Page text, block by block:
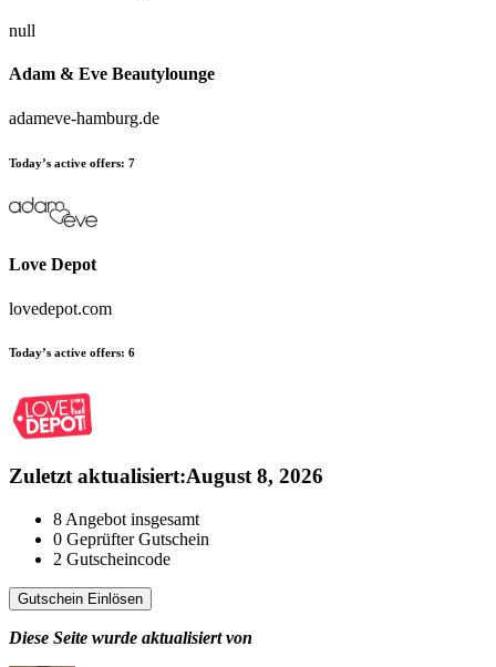
null
Adam & Eve Beautylounge
adameve-hamburg.de
Today’s active offers: 7
Love Depot
lovedepot.com
Today’s active offers: 6
Zuletzt aktualisiert:August 8, 2026
8 Angebot insgesamt
0 Geprüfter Gutschein
2 Gutscheincode
Gutschein Einlösen
Diese Seite wurde aktualisiert von